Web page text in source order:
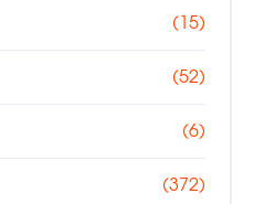
(15)
(52)
(6)
(372)